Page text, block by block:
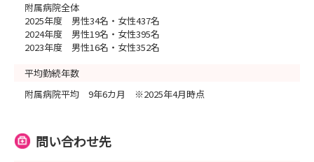
附属病院全体
2025年度 男性34名・女性437名
2024年度 男性19名・女性395名
2023年度 男性16名・女性352名
平均勤続年数
附属病院平均 9年6カ月 ※2025年4月時点
問い合わせ先